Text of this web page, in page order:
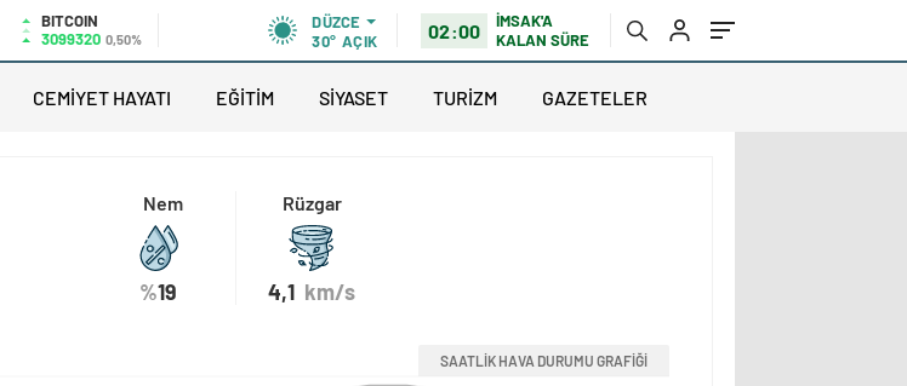
BITCOIN
3099320 0,50%
DÜZCE
30° AÇIK 02:00
İMSAK'A
KALAN SÜRE
CEMİYET HAYATI EĞİTİM SİYASET TURİZM GAZETELER
Nem
%19
Rüzgar
4,1 km/s
SAATLİK HAVA DURUMU GRAFİĞİ